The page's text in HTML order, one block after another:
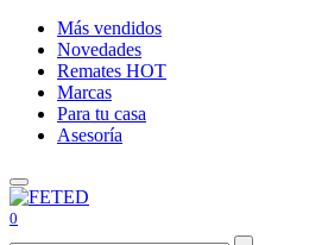
Más vendidos
Novedades
Remates HOT
Marcas
Para tu casa
Asesoría
0